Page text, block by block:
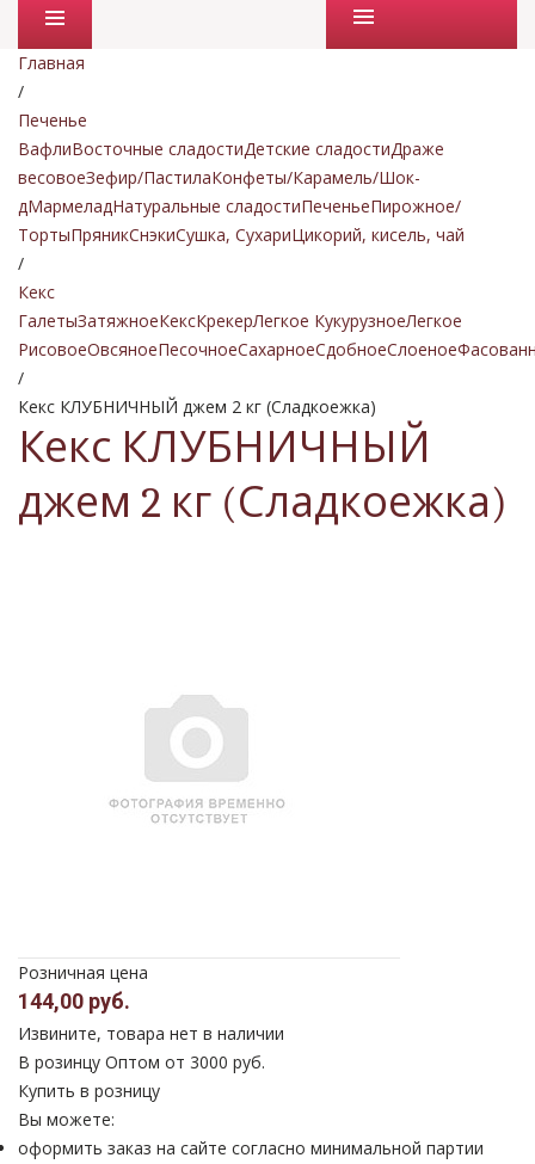
Промо товары
Главная
/
Печенье
ВафлиВосточные сладостиДетские сладостиДраже
весовоеЗефир/ПастилаКонфеты/Карамель/Шок-
дМармеладНатуральные сладостиПеченьеПирожное/
ТортыПряникСнэкиСушка, СухариЦикорий, кисель, чай
/
Кекс
ГалетыЗатяжноеКексКрекерЛегкое КукурузноеЛегкое
РисовоеОвсяноеПесочноеСахарноеСдобноеСлоеное
/
Кекс КЛУБНИЧНЫЙ джем 2 кг (Сладкоежка)
Кекс КЛУБНИЧНЫЙ
джем 2 кг (Сладкоежка)
Розничная цена
144,00 руб.
Извините, товара нет в наличии
В розинцу Оптом от 3000 руб.
Купить в розницу
Вы можете:
оформить заказ на сайте согласно минимальной партии